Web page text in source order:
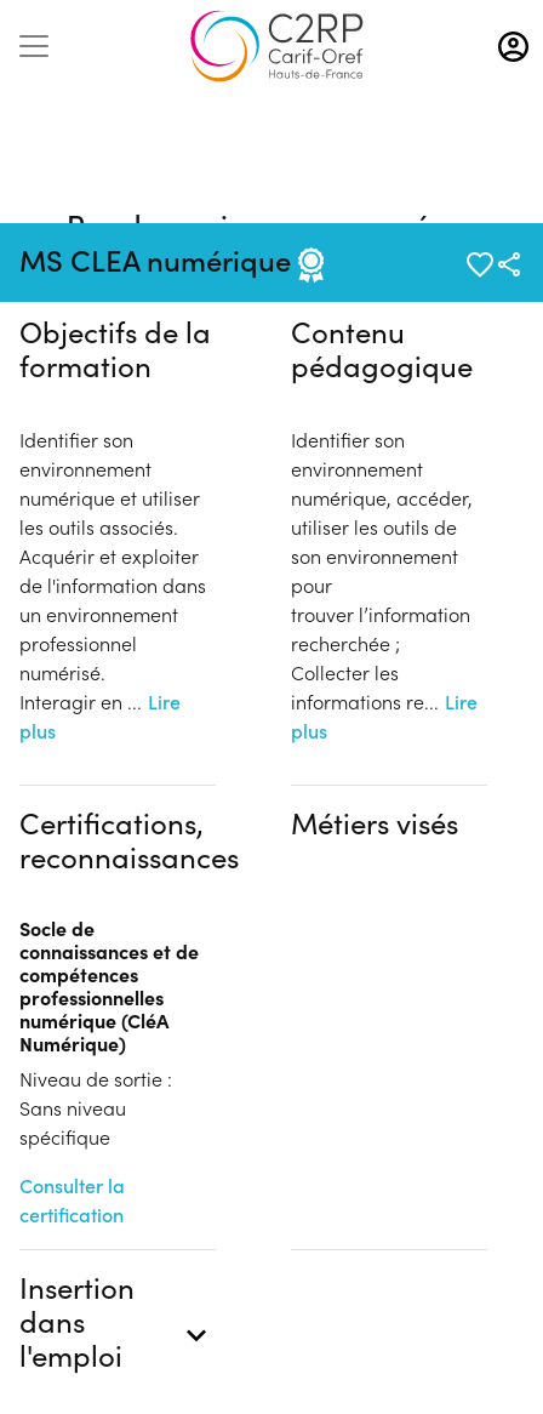
Aller
au
contenu
MS CLEA numérique
Pas de session programmée en
ce moment
Objectifs de la
formation
Identifier son
environnement
numérique et utiliser
les outils associés.
Acquérir et exploiter
de l'information dans
un environnement
professionnel
numérisé.
Interagir en ... Lire
plus
Contenu
pédagogique
Identifier son
environnement
numérique, accéder,
utiliser les outils de
son environnement
pour
trouver l’information
recherchée ;​
Collecter les
informations re... Lire
plus
Certifications,
reconnaissances
Socle de
connaissances et de
compétences
professionnelles
numérique (CléA
Numérique)
Niveau de sortie :
Sans niveau
spécifique
Consulter la
certification
Métiers visés
Insertion
dans
l'emploi